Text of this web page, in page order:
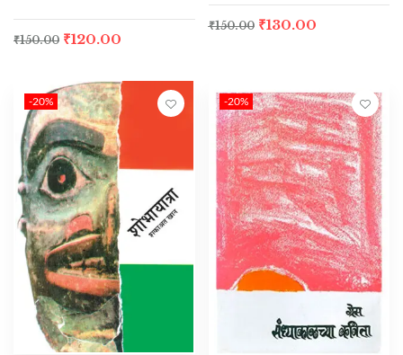
₹150.00 ₹120.00
₹150.00 ₹130.00
-20% -20%